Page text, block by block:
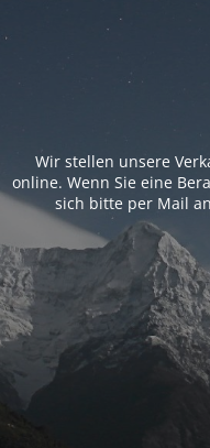
Wir stellen unsere
online. Wenn Sie eine
sich bitte per Mail